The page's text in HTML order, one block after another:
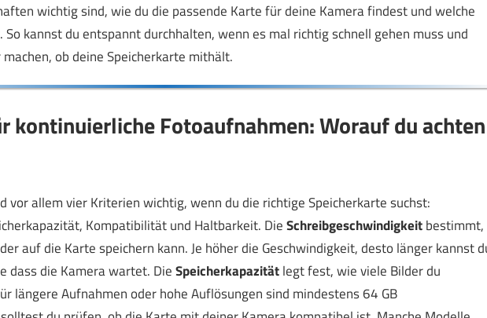
wichtig sind, wie du die passende Karte für deine Kamera findest und welche
kannst du entspannt durchhalten, wenn es mal richtig schnell gehen muss und
ob deine Speicherkarte mithält.
kontinuierliche Fotoaufnahmen: Worauf du achten
vor allem vier Kriterien wichtig, wenn du die richtige Speicherkarte suchst:
Kompatibilität und Haltbarkeit. DieSchreibgeschwindigkeitbestimmt,
auf die Karte speichern kann. Je höher die Geschwindigkeit, desto länger kannst
dass die Kamera wartet. DieSpeicherkapazitätlegt fest, wie viele Bilder du
längere Aufnahmen oder hohe Auflösungen sind mindestens 64 GB